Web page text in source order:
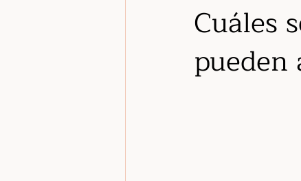
Diagnóstico Avanzado
Cuáles